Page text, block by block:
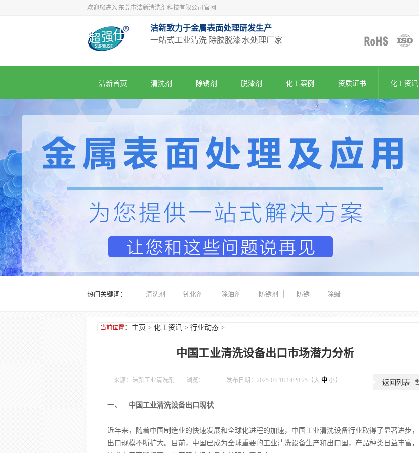
欢迎您进入 东莞市洁新清洗剂科技有限公司 官网
洁新致力于金属表面处理研发生产
一站式工业清洗 除胶脱漆 水处理厂家
洁新首页 清洗剂 除锈剂 脱漆剂 化工案例 资质证书 化工资讯
热门关键词： 清洗剂 钝化剂 除油剂 防锈剂 防锈 除蜡
当前位置 ： 主页 > 化工资讯 > 行业动态 >
中国工业清洗设备出口市场潜力分析
来源：洁新工业清洗剂 浏览： 发布日期：2025-03-18 14:28:25【大 中 小】
一、 中国工业清洗设备出口现状
近年来，随着中国制造业的快速发展和全球化进程的加速，中国工业清洗设备行业取得了显著进步，
出口规模不断扩大。目前，中国已成为全球重要的工业清洗设备生产和出口国，产品种类日益丰富，